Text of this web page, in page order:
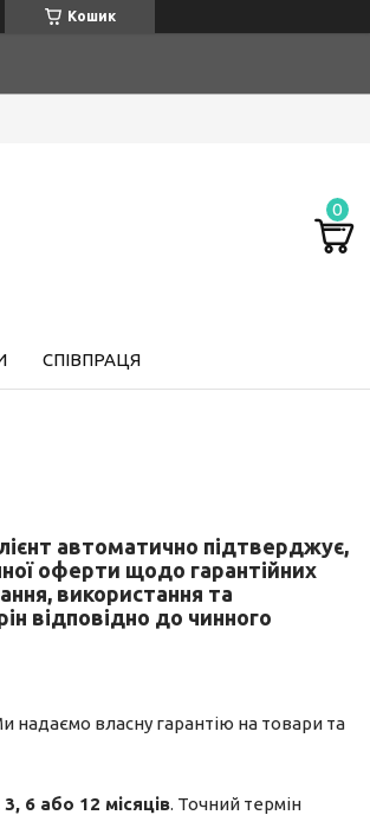
Кошик
СПІВПРАЦЯ
автоматично підтверджує,
оферти щодо гарантійних
використання та
відповідно до чинного
надаємо власну гарантію на товари та
3, 6 або 12 місяців. Точний термін